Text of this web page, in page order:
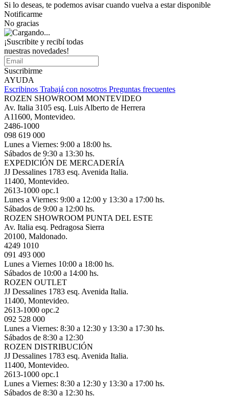
Si lo deseas, te podemos avisar cuando vuelva a estar disponible
Notificarme
No gracias
¡Suscribite y recibí todas
nuestras novedades!
Suscribirme
AYUDA
Escribinos Trabajá con nosotros Preguntas frecuentes
ROZEN SHOWROOM MONTEVIDEO
Av. Italia 3105 esq. Luis Alberto de Herrera
A11600, Montevideo.
2486-1000
098 619 000
Lunes a Viernes: 9:00 a 18:00 hs.
Sábados de 9:30 a 13:30 hs.
EXPEDICIÓN DE MERCADERÍA
JJ Dessalines 1783 esq. Avenida Italia.
11400, Montevideo.
2613-1000 opc.1
Lunes a Viernes: 9:00 a 12:00 y 13:30 a 17:00 hs.
Sábados de 9:00 a 12:00 hs.
ROZEN SHOWROOM PUNTA DEL ESTE
Av. Italia esq. Pedragosa Sierra
20100, Maldonado.
4249 1010
091 493 000
Lunes a Viernes 10:00 a 18:00 hs.
Sábados de 10:00 a 14:00 hs.
ROZEN OUTLET
JJ Dessalines 1783 esq. Avenida Italia.
11400, Montevideo.
2613-1000 opc.2
092 528 000
Lunes a Viernes: 8:30 a 12:30 y 13:30 a 17:30 hs.
Sábados de 8:30 a 12:30
ROZEN DISTRIBUCIÓN
JJ Dessalines 1783 esq. Avenida Italia.
11400, Montevideo.
2613-1000 opc.1
Lunes a Viernes: 8:30 a 12:30 y 13:30 a 17:00 hs.
Sábados de 8:30 a 12:30 hs.